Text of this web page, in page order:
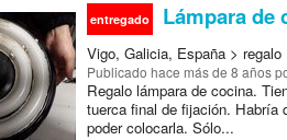
entregado Lámpara de
Vigo, Galicia, España > regalo
Publicado hace más de 8 años
Regalo lámpara de cocina.
tuerca final de fijación. Habría
poder colocarla. Sólo...